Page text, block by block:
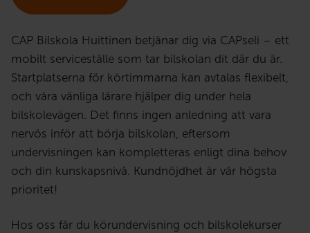
CAP Bilskola Huittinen betjänar dig via CAPseli – ett
mobilt serviceställe som tar bilskolan dit där du är.
Startplatserna för körtimmarna kan avtalas flexibelt,
och våra vänliga lärare hjälper dig under hela
bilskolevägen. Det finns ingen anledning att vara
nervös inför att börja bilskolan, eftersom
undervisningen kan kompletteras enligt dina behov
och din kunskapsnivå. Kundnöjdhet är vår högsta
prioritet!
Hos oss får du körundervisning och bilskolekurser